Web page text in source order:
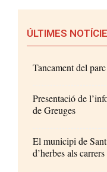
ÚLTIMES
Tancament del
Presentació de
de Greuges
El municipi de
d’herbes als carrers